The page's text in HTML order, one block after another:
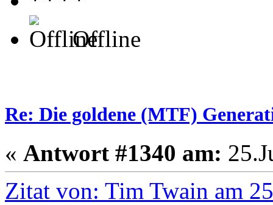
Offline
Re: Die goldene (MTF)
« Antwort #1340 am:
Zitat von: Tim Twain am